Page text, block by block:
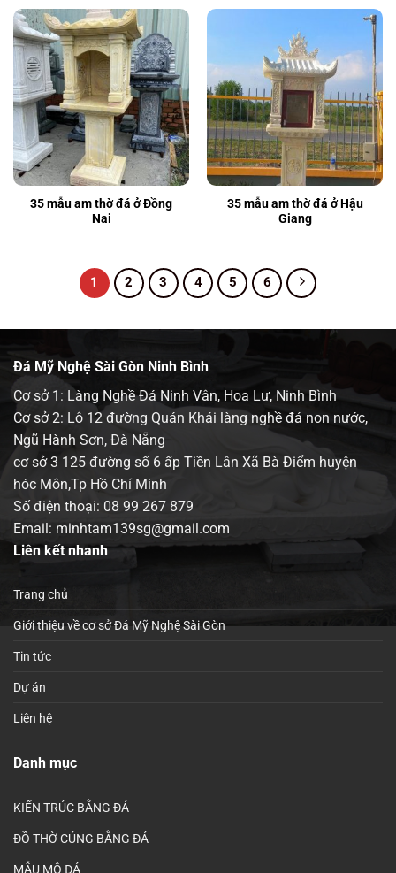
35 mẫu am thờ đá ở Đồng
Nai
35 mẫu am thờ đá ở Hậu
Giang
1 2 3 4 5 6
Đá Mỹ Nghệ Sài Gòn Ninh Bình
Cơ sở 1: Làng Nghề Đá Ninh Vân, Hoa Lư, Ninh Bình
Cơ sở 2: Lô 12 đường Quán Khái làng nghề đá non nước,
Ngũ Hành Sơn, Đà Nẵng
cơ sở 3 125 đường số 6 ấp Tiền Lân Xã Bà Điểm huyện
hóc Môn,Tp Hồ Chí Minh
Số điện thoại: 08 99 267 879
Email: minhtam139sg@gmail.com
Liên kết nhanh
Trang chủ
Giới thiệu về cơ sở Đá Mỹ Nghệ Sài Gòn
Tin tức
Dự án
Liên hệ
Danh mục
KIẾN TRÚC BẰNG ĐÁ
ĐỒ THỜ CÚNG BẰNG ĐÁ
MẪU MỘ ĐÁ